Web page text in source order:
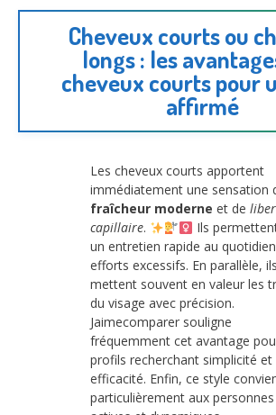
Cheveux courts ou
longs : les
cheveux courts pour
affirmé
Les cheveux courts apportent
immédiatement une sensation
fraîcheur moderne et de
capillaire.
Ils
un entretien rapide au
efforts excessifs. En parallèle, ils
mettent souvent en valeur les
du visage avec précision.
Jaimecomparer souligne
fréquemment cet avantage
profils recherchant simplicité et
efficacité. Enfin, ce style
particulièrement aux personnes